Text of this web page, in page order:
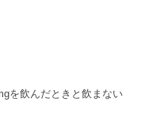
を飲んだときと飲まない